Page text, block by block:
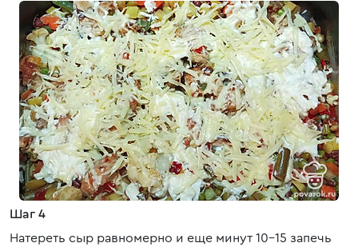
Шаг 4
Натереть сыр равномерно и еще минут 10-15 запечь